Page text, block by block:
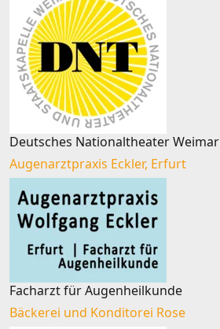
Deutsches Nationaltheater Weimar
Augenarztpraxis Eckler, Erfurt
Facharzt für Augenheilkunde
Bäckerei und Konditorei Rose